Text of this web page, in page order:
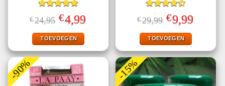
Gewaardeerd
5.00uit 5
€24,95 Oorspronkelijke
prijs
was:
€24,95.
€4,99Huidige
prijs
TOEVOEGEN
Gewaardeerd
4.50uit 5
€29,99 Oorspronkelijke
prijs
was:
€29,99.
€9,99Huidige
prijs
TOEVOEGEN
-90% -15%